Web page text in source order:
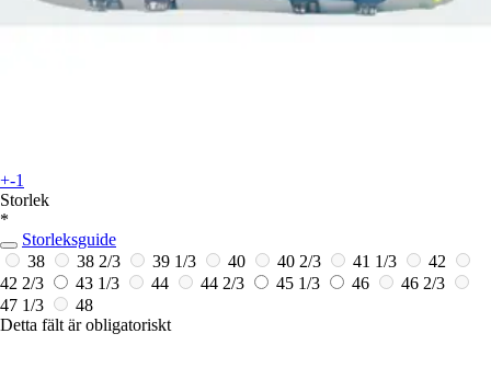
+-1
Storlek
*
Storleksguide
38
38 2/3 39 1/3 40 40 2/3 41 1/3
42
42 2/3
43 1/3 44 44 2/3 45 1/3 46
46 2/3
47 1/3
48
Detta fält är obligatoriskt